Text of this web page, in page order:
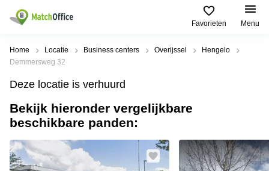
Favorieten Menu
Huren / Verhuren
Productpagina's
Kantoorruimten
Business
Flexplekken
Populaire
Steden
Alkmaar
Oost
Amsterdam
Populaire
zoekopdrachten
Kantoorruimte
in Breda
Kantoor
huren
Bergen
Help
Over ons
Voeg je kantoorruimte toe
Home Locatie Business centers Overijssel
Hengelo
Demmersweg 32
Deze locatie is verhuurd
Bekijk hieronder vergelijkbare
beschikbare panden: